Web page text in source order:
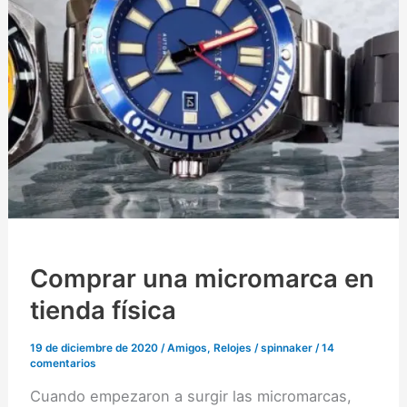
(17)
Comprar una micromarca en
tienda física
19 de diciembre de 2020/Amigos, Relojes /spinnaker /14
comentarios
Cuando empezaron a surgir las micromarcas,